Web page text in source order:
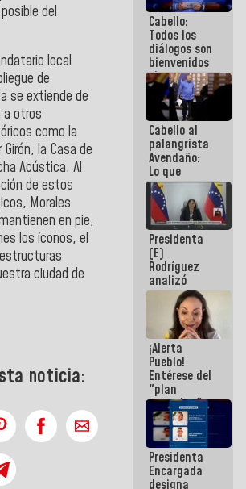
del
local
de
se extiende de
a otros
como la
la Casa de
Acústica. Al
de estos
Morales
en pie,
los íconos, el
ciudad de
noticia:
(1)
Cabello:
Todos los
diálogos son
bienvenidos
siempre que
estén en el
marco de la
Constitución
de la
República
Cabello al
palangrista
Avendaño:
Lo que
vayas a
escribir
hazlo hoy
por que no
sabemos si
la semana
que viene
hay
programa
Presidenta
(E)
Rodríguez
analizó
junto a
gobernadores
planes de
recuperación
del Sistema
Eléctrico
Nacional
¡Alerta
Pueblo!
Entérese del
"plan
enjambre"
de La Sayo
para
sabotear el
diálogo y
promover el
Presidenta
Encargada
designa